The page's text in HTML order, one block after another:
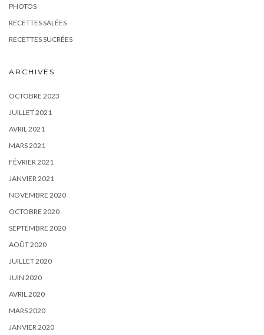
PHOTOS
RECETTES SALÉES
RECETTES SUCRÉES
ARCHIVES
OCTOBRE 2023
JUILLET 2021
AVRIL 2021
MARS 2021
FÉVRIER 2021
JANVIER 2021
NOVEMBRE 2020
OCTOBRE 2020
SEPTEMBRE 2020
AOÛT 2020
JUILLET 2020
JUIN 2020
AVRIL 2020
MARS 2020
JANVIER 2020